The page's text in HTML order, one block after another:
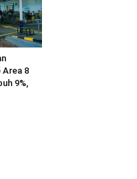
Area 8
9%,